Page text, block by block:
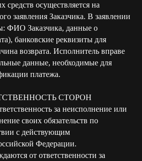
средств осуществляется на
заявления Заказчика. В заявлении
ФИО Заказчика, данные о
банковские реквизиты для
возврата. Исполнитель вправе
данные, необходимые для
платежа.
СТОРОН
за неисполнение или
своих обязательств по
с действующим
Федерации.
от ответственности за